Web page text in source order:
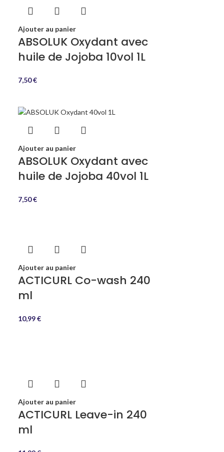
Ajouter au panier
ABSOLUK Oxydant avec
huile de Jojoba 10vol 1L
7,50€
Ajouter au panier
ABSOLUK Oxydant avec
huile de Jojoba 40vol 1L
7,50€
Ajouter au panier
ACTICURL Co-wash 240
ml
10,99€
Ajouter au panier
ACTICURL Leave-in 240
ml